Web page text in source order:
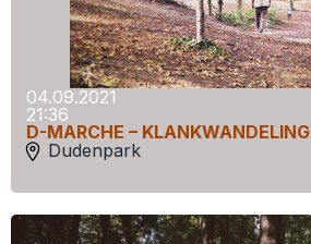
04.09.2021
21:36
D-MARCHE – KLANKWANDELING
Dudenpark